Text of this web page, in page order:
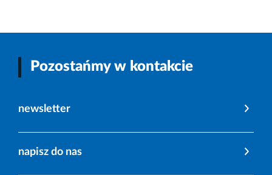
Pozostańmy w kontakcie
newsletter
napisz do nas